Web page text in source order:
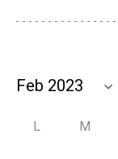
L M